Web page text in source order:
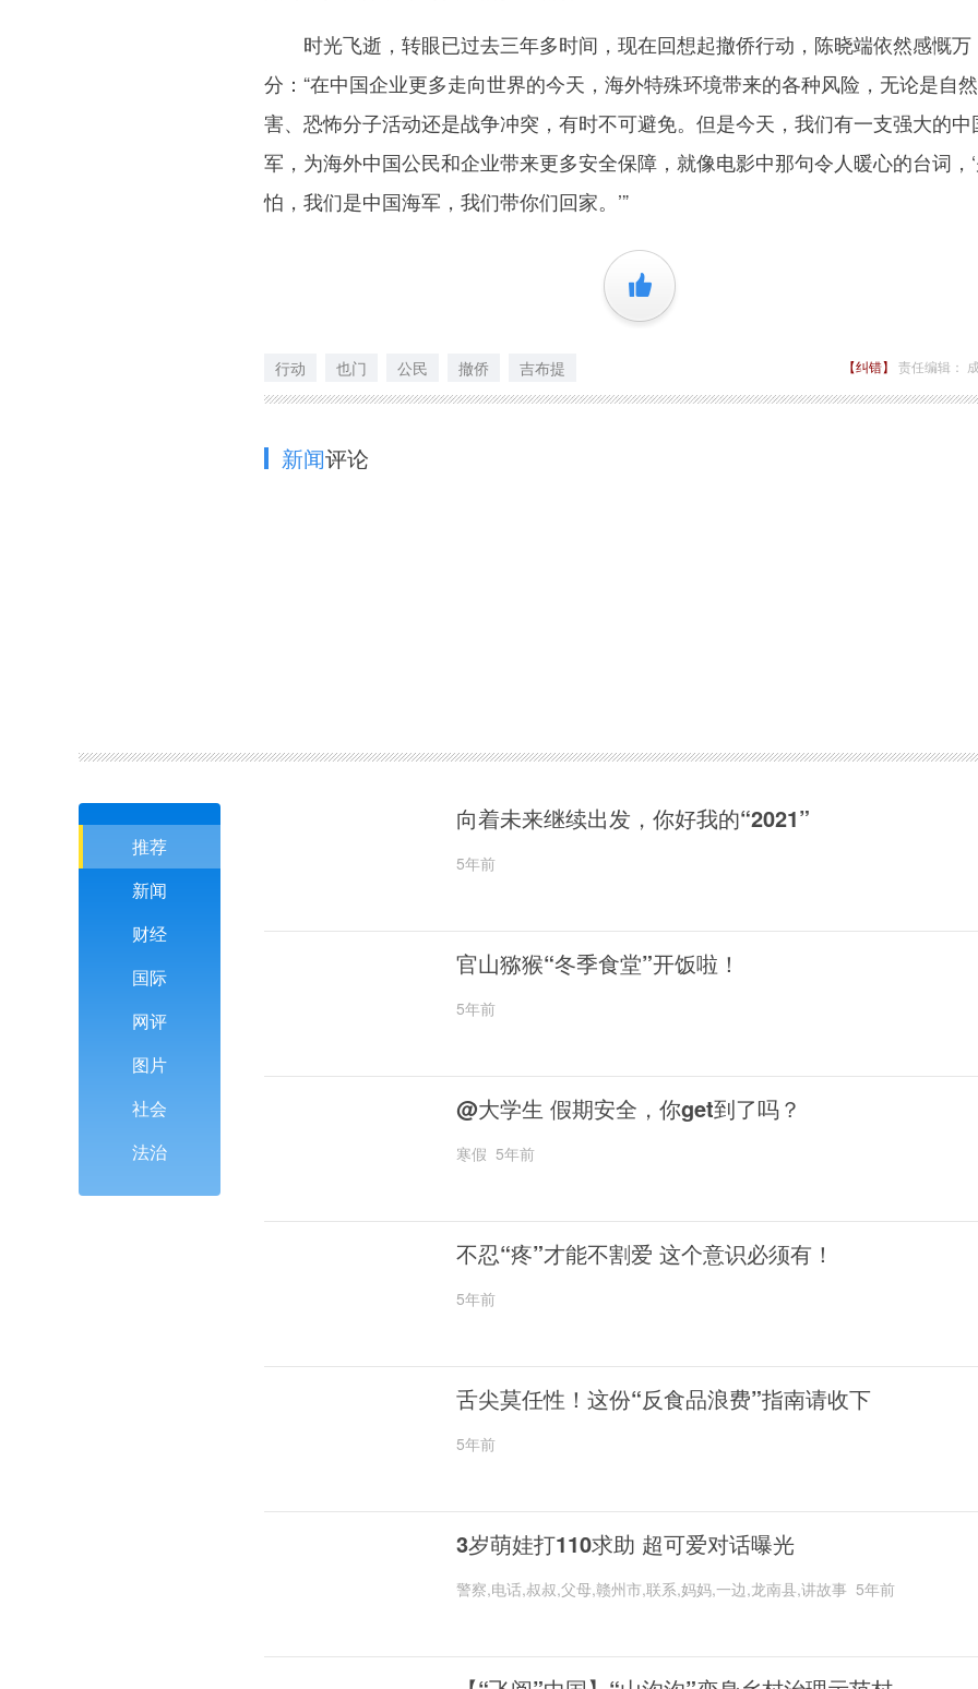
时光飞逝，转眼已过去三年多时间，现在回想起撤侨行动，陈晓端依然感慨万
分：“在中国企业更多走向世界的今天，海外特殊环境带来的各种风险，无论是自
害、恐怖分子活动还是战争冲突，有时不可避免。但是今天，我们有一支强大的中
军，为海外中国公民和企业带来更多安全保障，就像电影中那句令人暖心的台词，
怕，我们是中国海军，我们带你们回家。’”
+1
行动 也门 公民 撤侨 吉布提 【纠错】 责任编辑：
新闻评论
推荐
新闻
财经
国际
网评
图片
社会
法治
向着未来继续出发，你好我的“2021”
5年前
官山猕猴“冬季食堂”开饭啦！
5年前
@大学生 假期安全，你get到了吗？
寒假 5年前
不忍“疼”才能不割爱 这个意识必须有！
5年前
舌尖莫任性！这份“反食品浪费”指南请收下
5年前
3岁萌娃打110求助 超可爱对话曝光
警察,电话,叔叔,父母,赣州市,联系,妈妈,一边,龙南县,讲故事 5年前